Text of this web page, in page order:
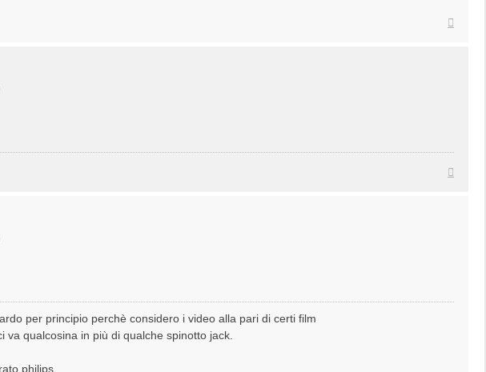
per principio perchè considero i video alla pari di certi film
qualcosina in più di qualche spinotto jack.
philips